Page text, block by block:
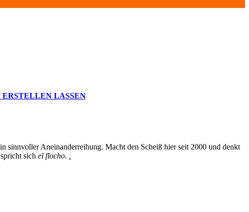
LASSEN
sinnvoller Aneinanderreihung. Macht den Scheiß hier seit 2000 und denkt
sich el flocho. .